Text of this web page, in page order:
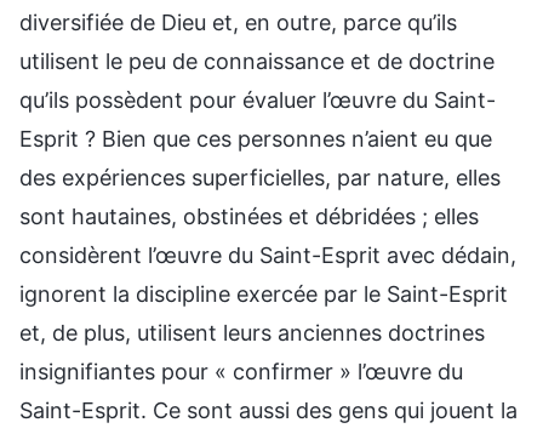
diversifiée de Dieu et, en outre, parce qu’ils
utilisent le peu de connaissance et de doctrine
qu’ils possèdent pour évaluer l’œuvre du Saint-
Esprit ? Bien que ces personnes n’aient eu que
des expériences superficielles, par nature, elles
sont hautaines, obstinées et débridées ; elles
considèrent l’œuvre du Saint-Esprit avec dédain,
ignorent la discipline exercée par le Saint-Esprit
et, de plus, utilisent leurs anciennes doctrines
insignifiantes pour « confirmer » l’œuvre du
Saint-Esprit. Ce sont aussi des gens qui jouent la